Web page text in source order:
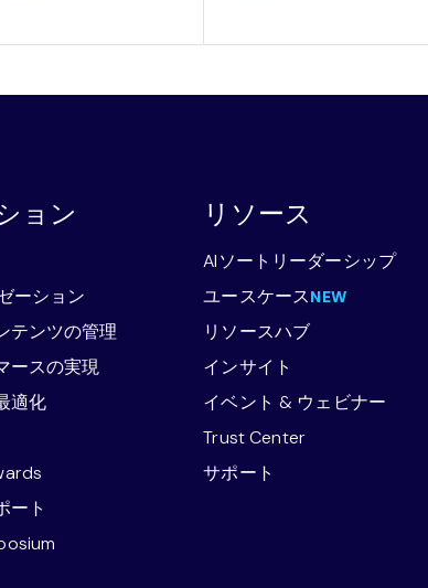
ョン
ーション
テンツの管理
ースの実現
適化
ート
リソース
AIソートリーダーシップ
ユースケースNEW
リソースハブ
インサイト
イベント & ウェビナー
Trust Center
サポート